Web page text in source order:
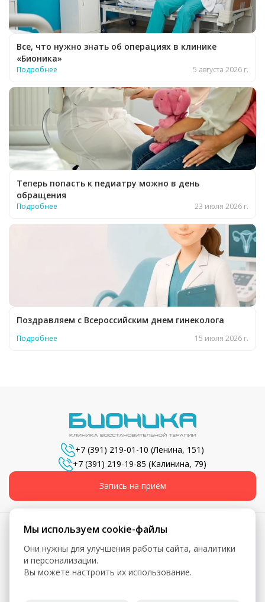
Все, что нужно знать об операциях в клинике
«Бионика»
Подробнее 5 августа 2026 г.
Теперь попасть к педиатру можно в день
обращения
Подробнее 23 июля 2026 г.
Поздравляем с Всероссийским днем гинеколога
Подробнее 15 июля 2026 г.
+7 (391) 219-01-10 (Ленина, 151)
+7 (391) 219-19-85 (Калинина, 79)
Запись на приём
© 2026, Бионика - Сеть медицинских центров
Вся информация, включая цены, представлена для
Мы используем cookie-файлы
Они нужны для улучшения работы сайта, аналитики
и персонализации.
Вы можете настроить их использование.